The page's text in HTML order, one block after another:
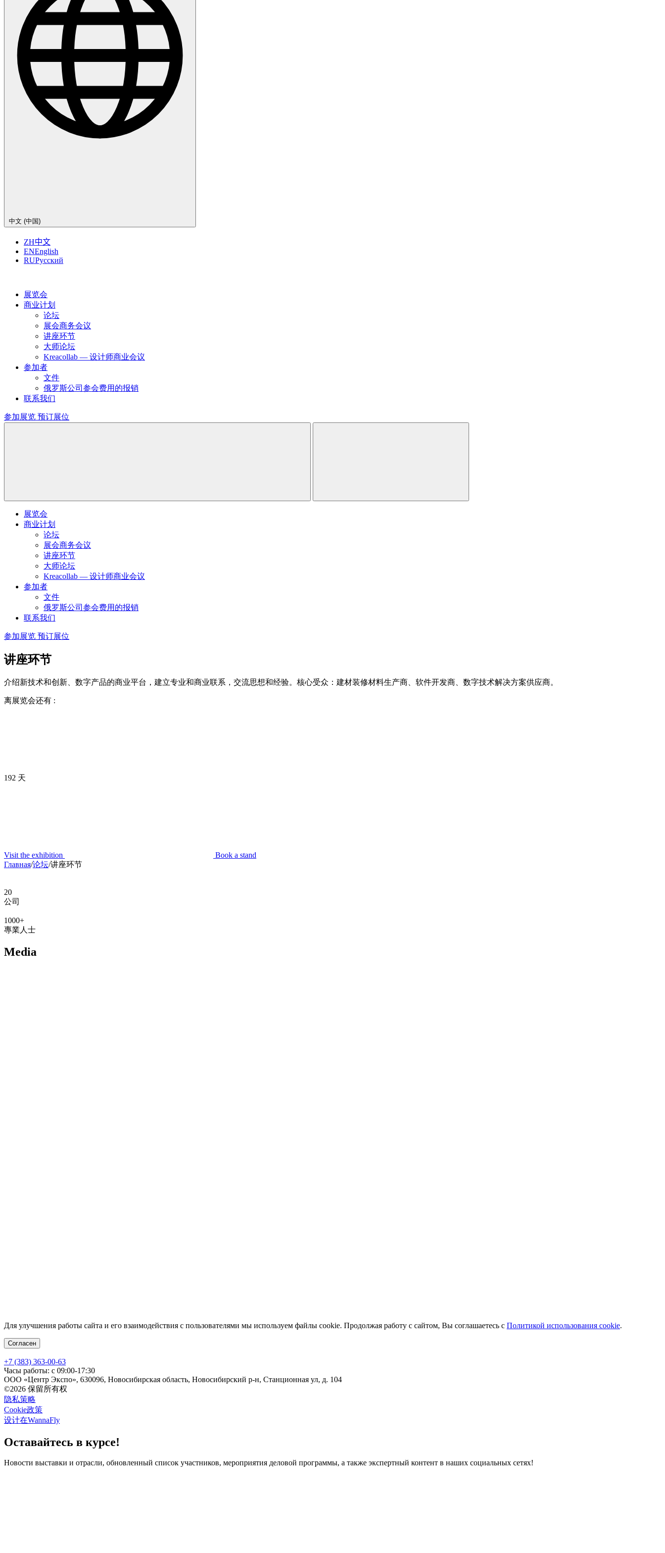
中文 (中国)
ZH中文
ENEnglish
RUРусский
展览会
商业计划
论坛
展会商务会议
讲座环节
大师论坛
Kreacollab — 设计师商业会议
参加者
文件
俄罗斯公司参会费用的报销
联系我们
参加展览 预订展位
展览会
商业计划
论坛
展会商务会议
讲座环节
大师论坛
Kreacollab — 设计师商业会议
参加者
文件
俄罗斯公司参会费用的报销
联系我们
参加展览 预订展位
讲座环节
介绍新技术和创新、数字产品的商业平台，建立专业和商业联系，交流思想和经验。核心受众：建材装修材料生产商、软件开发商、数字技术解决方案供应商。
离展览会还有 :
192 天
Visit the exhibition
Book a stand
Главная/论坛/讲座环节
20
公司
1000+
專業人士
Media
Для улучшения работы сайта и его взаимодействия с пользователями мы используем файлы cookie. Продолжая работу с сайтом, Вы соглашаетесь с Политикой использования cookie.
Согласен
+7 (383) 363-00-63
Часы работы: с 09:00-17:30
ООО «Центр Экспо», 630096, Новосибирская область, Новосибирский р-н, Станционная ул, д. 104
©2026 保留所有权
隐私策略
Cookie政策
设计在WannaFly
Оставайтесь в курсе!
Новости выставки и отрасли, обновленный список участников, мероприятия деловой программы, а также экспертный контент в наших социальных сетях!